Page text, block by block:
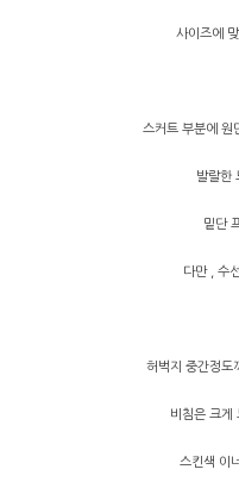
사이즈에
스커트 부분에 원
발랄한
밑단
다만 , 수
허벅지 중간정도
비침은 크게
스킨색 이